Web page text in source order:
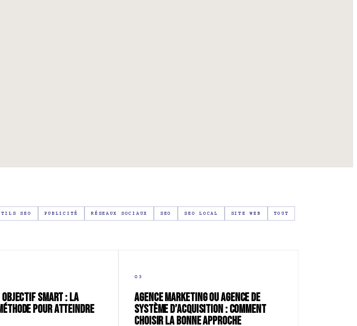
SEO PUBLICITÉ RÉSEAUX SOCIAUX SEO SEO LOCAL SITE WEB TOUT
SMART : LA
POUR ATTEINDRE
03
AGENCE MARKETING OU AGENCE DE
SYSTÈME D’ACQUISITION : COMMENT
CHOISIR LA BONNE APPROCHE